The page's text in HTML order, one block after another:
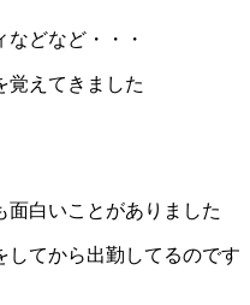
どなど・・・
覚えてきました
面白いことがありました
してから出勤してるのです